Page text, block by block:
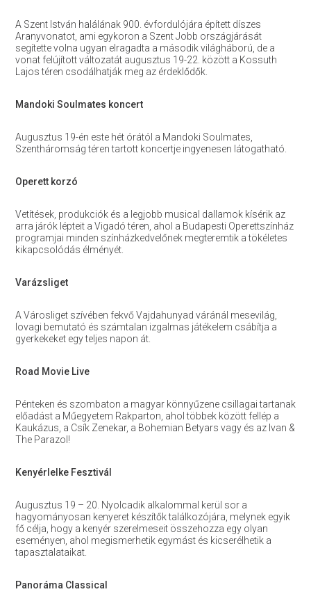
A Szent István halálának 900. évfordulójára épített díszes
Aranyvonatot, ami egykoron a Szent Jobb országjárását
segítette volna ugyan elragadta a második világháború, de a
vonat felújított változatát augusztus 19-22. között a Kossuth
Lajos téren csodálhatják meg az érdeklődők.
Mandoki Soulmates koncert
Augusztus 19-én este hét órától a Mandoki Soulmates,
Szentháromság téren tartott koncertje ingyenesen látogatható.
Operett korzó
Vetítések, produkciók és a legjobb musical dallamok kísérik az
arra járók lépteit a Vigadó téren, ahol a Budapesti Operettszínház
programjai minden színházkedvelőnek megteremtik a tökéletes
kikapcsolódás élményét.
Varázsliget
A Városliget szívében fekvő Vajdahunyad váránál mesevilág,
lovagi bemutató és számtalan izgalmas játékelem csábítja a
gyerkekeket egy teljes napon át.
Road Movie Live
Pénteken és szombaton a magyar könnyűzene csillagai tartanak
előadást a Műegyetem Rakparton, ahol többek között fellép a
Kaukázus, a Csík Zenekar, a Bohemian Betyars vagy és az Ivan &
The Parazol!
Kenyérlelke Fesztivál
Augusztus 19 – 20. Nyolcadik alkalommal kerül sor a
hagyományosan kenyeret készítők találkozójára, melynek egyik
fő célja, hogy a kenyér szerelmeseit összehozza egy olyan
eseményen, ahol megismerhetik egymást és kicserélhetik a
tapasztalataikat.
Panoráma Classical